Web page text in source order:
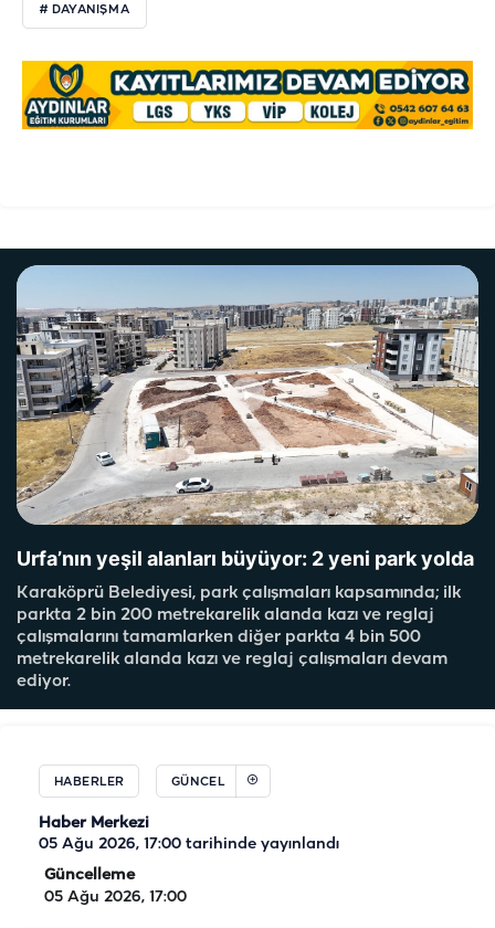
# DAYANIŞMA
Urfa’nın yeşil alanları büyüyor: 2 yeni park yolda
Karaköprü Belediyesi, park çalışmaları kapsamında; ilk
parkta 2 bin 200 metrekarelik alanda kazı ve reglaj
çalışmalarını tamamlarken diğer parkta 4 bin 500
metrekarelik alanda kazı ve reglaj çalışmaları devam
ediyor.
HABERLER GÜNCEL
Haber Merkezi
05 Ağu 2026, 17:00 tarihinde yayınlandı
Güncelleme
05 Ağu 2026, 17:00